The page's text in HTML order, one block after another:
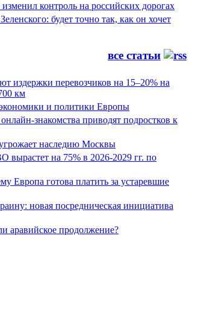
контроль на российских дорогах
будет точно так, как он хочет
все статьи
издержки перевозчиков на 15–20% на
км
и политики Европы
знакомства приводят подростков к
наследию Москвы
на 75% в 2026-2029 гг. по
Европа готова платить за устаревшие
новая посредническая инициатива
аравийское продолжение?